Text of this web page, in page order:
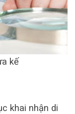
kế
khai nhận di